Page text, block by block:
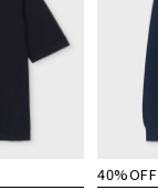
40%OFF